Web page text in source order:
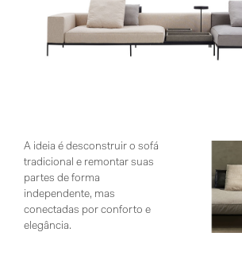
A ideia é desconstruir o sofá
tradicional e remontar suas
partes de forma
independente, mas
conectadas por conforto e
elegância.